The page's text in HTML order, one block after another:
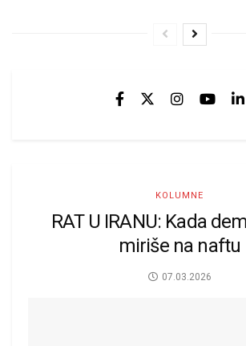
KOLUMNE
RAT U IRANU: Kada
miriše na naftu
07.03.2026